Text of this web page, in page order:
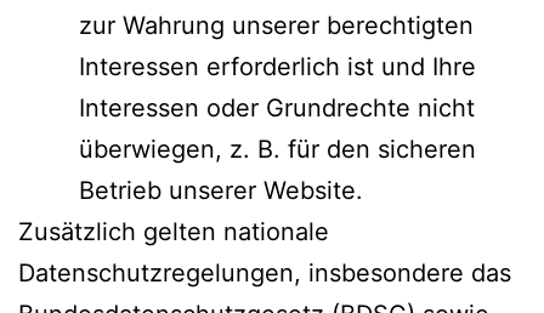
zur Wahrung unserer berechtigten
Interessen erforderlich ist und Ihre
Interessen oder Grundrechte nicht
überwiegen, z. B. für den sicheren
Betrieb unserer Website.
Zusätzlich gelten nationale
Datenschutzregelungen, insbesondere das